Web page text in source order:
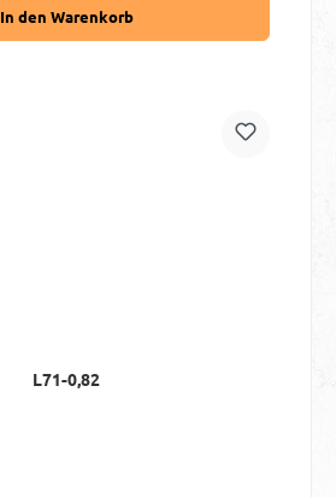
In den Warenkorb
L71-0,82